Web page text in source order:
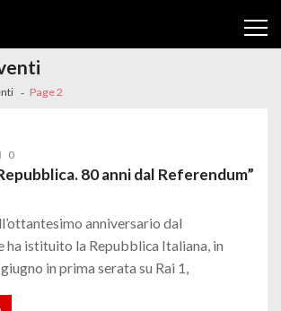
Page 2
0
80 anni dal Referendum”
anniversario dal
ha istituito la Repubblica Italiana, in
in prima serata su Rai 1,